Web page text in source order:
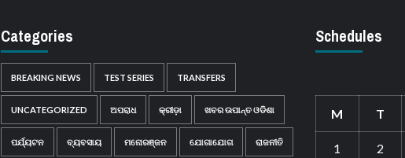
Categories
BREAKING NEWS TEST SERIES TRANSFERS
UNCATEGORIZED ଅପରାଧ କ୍ରୀଡ଼ା ଖବର ଉପାନ୍ତ ଓଡିଶା
ପର୍ଯ୍ୟଟନ ବ୍ୟବସାୟ ମନୋରଞ୍ଜନ ଯୋଗାଯୋଗ ରାଜନୀତି
Schedules
M T
1 2